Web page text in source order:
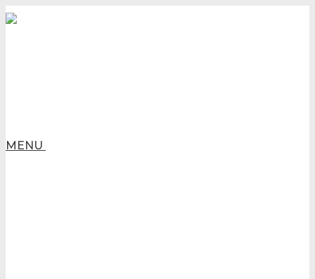
MENU